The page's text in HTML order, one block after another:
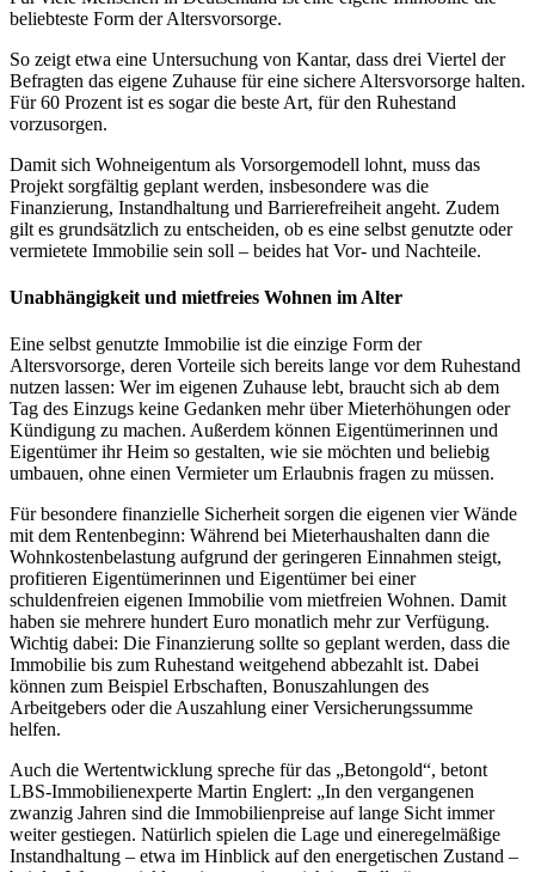
beliebteste Form der Altersvorsorge.
So zeigt etwa eine Untersuchung von Kantar, dass drei Viertel der
Befragten das eigene Zuhause für eine sichere Altersvorsorge halten.
Für 60 Prozent ist es sogar die beste Art, für den Ruhestand
vorzusorgen.
Damit sich Wohneigentum als Vorsorgemodell lohnt, muss das
Projekt sorgfältig geplant werden, insbesondere was die
Finanzierung, Instandhaltung und Barrierefreiheit angeht. Zudem
gilt es grundsätzlich zu entscheiden, ob es eine selbst genutzte oder
vermietete Immobilie sein soll – beides hat Vor- und Nachteile.
Unabhängigkeit und mietfreies Wohnen im Alter
Eine selbst genutzte Immobilie ist die einzige Form der
Altersvorsorge, deren Vorteile sich bereits lange vor dem Ruhestand
nutzen lassen: Wer im eigenen Zuhause lebt, braucht sich ab dem
Tag des Einzugs keine Gedanken mehr über Mieterhöhungen oder
Kündigung zu machen. Außerdem können Eigentümerinnen und
Eigentümer ihr Heim so gestalten, wie sie möchten und beliebig
umbauen, ohne einen Vermieter um Erlaubnis fragen zu müssen.
Für besondere finanzielle Sicherheit sorgen die eigenen vier Wände
mit dem Rentenbeginn: Während bei Mieterhaushalten dann die
Wohnkostenbelastung aufgrund der geringeren Einnahmen steigt,
profitieren Eigentümerinnen und Eigentümer bei einer
schuldenfreien eigenen Immobilie vom mietfreien Wohnen. Damit
haben sie mehrere hundert Euro monatlich mehr zur Verfügung.
Wichtig dabei: Die Finanzierung sollte so geplant werden, dass die
Immobilie bis zum Ruhestand weitgehend abbezahlt ist. Dabei
können zum Beispiel Erbschaften, Bonuszahlungen des
Arbeitgebers oder die Auszahlung einer Versicherungssumme
helfen.
Auch die Wertentwicklung spreche für das „Betongold“, betont
LBS-Immobilienexperte Martin Englert: „In den vergangenen
zwanzig Jahren sind die Immobilienpreise auf lange Sicht immer
weiter gestiegen. Natürlich spielen die Lage und eineregelmäßige
Instandhaltung – etwa im Hinblick auf den energetischen Zustand –